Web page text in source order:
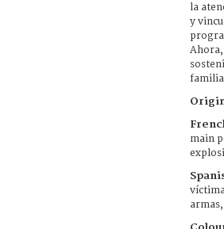
la
y
main